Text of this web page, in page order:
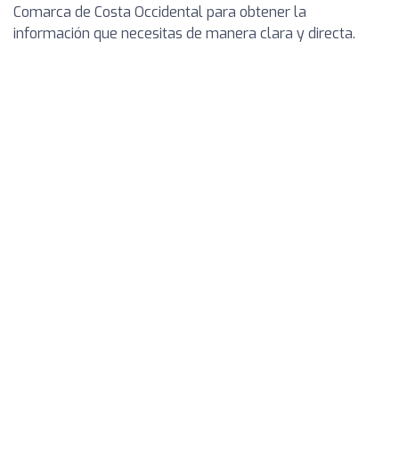
Comarca de Costa Occidental para obtener la
información que necesitas de manera clara y directa.